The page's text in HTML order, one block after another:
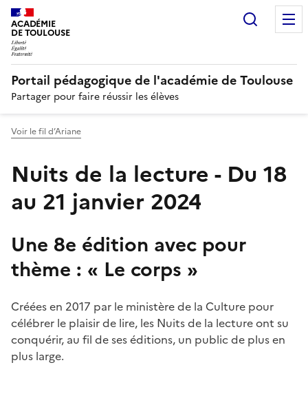
ACADÉMIE
DE TOULOUSE
Portail pédagogique de l'académie de Toulouse
Partager pour faire réussir les élèves
Voir le fil d’Ariane
Nuits de la lecture - Du 18
au 21 janvier 2024
Une 8e édition avec pour
thème : « Le corps »
Créées en 2017 par le ministère de la Culture pour
célébrer le plaisir de lire, les Nuits de la lecture ont su
conquérir, au fil de ses éditions, un public de plus en
plus large.